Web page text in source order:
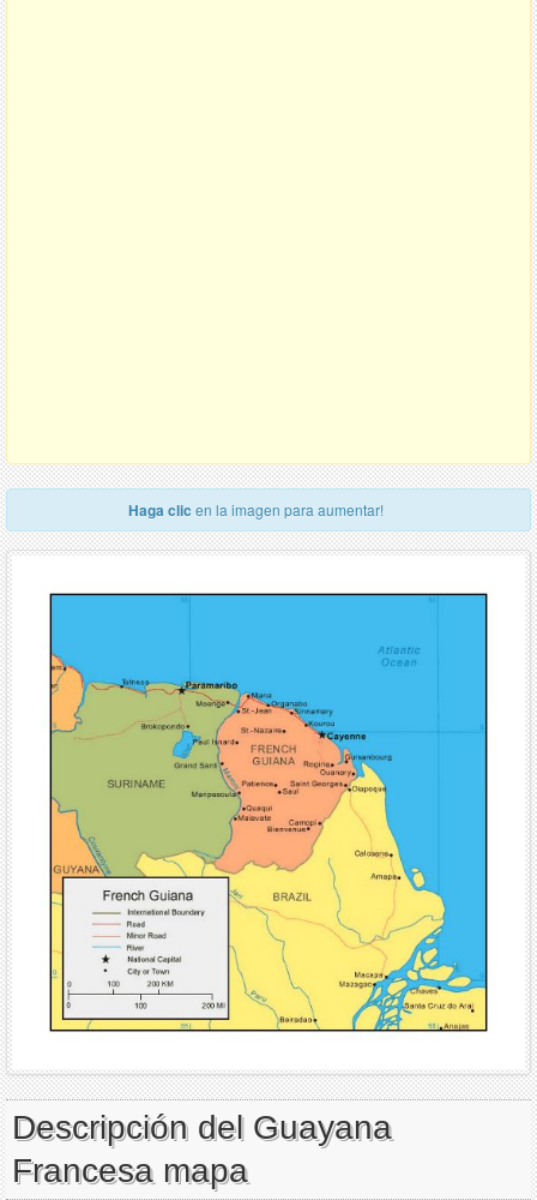
Haga clic en la imagen para aumentar!
Descripción del Guayana
Francesa mapa